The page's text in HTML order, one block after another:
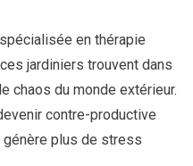
en thérapie
jardiniers trouvent dans
chaos du monde extérieur.
contre-productive
plus de stress